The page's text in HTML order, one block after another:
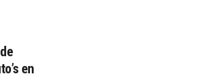
en